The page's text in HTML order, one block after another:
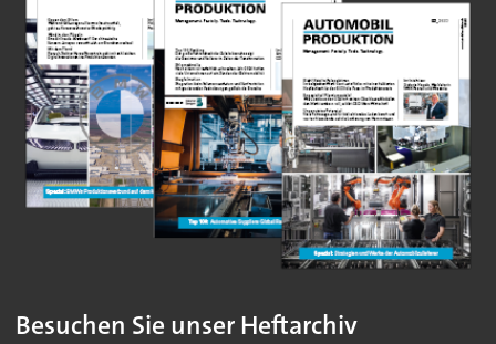
Besuchen Sie unser Heftarchiv